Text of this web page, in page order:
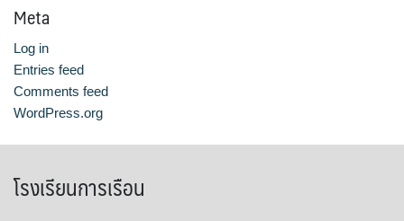
โรงเรียนการเรือน
Meta
Log in
Entries feed
Comments feed
WordPress.org
โรงเรียนการเรือน